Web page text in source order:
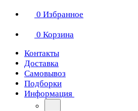
0 Избранное
0 Корзина
Контакты
Доставка
Самовывоз
Подборки
Информация